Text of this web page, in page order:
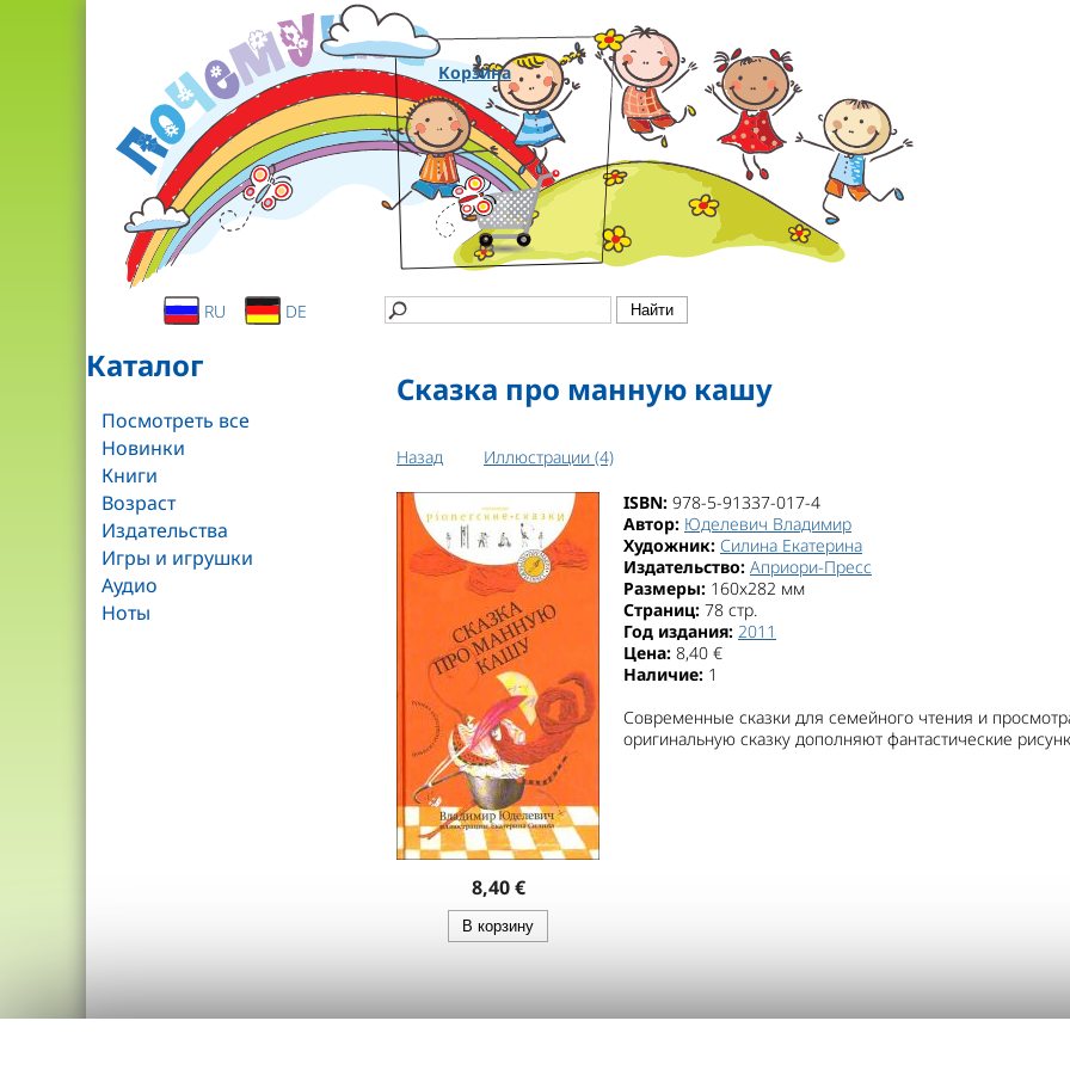
Корзина
RU DE
Каталог
Посмотреть все
Новинки
Книги
Возраст
Издательства
Игры и игрушки
Аудио
Ноты
Сказка про манную кашу
Назад Иллюстрации (4)
8,40 €
ISBN: 978-5-91337-017-4
Автор: Юделевич Владимир
Художник: Силина Екатерина
Издательство: Априори-Пресс
Размеры: 160x282 мм
Страниц: 78 стр.
Год издания: 2011
Цена: 8,40 €
Наличие: 1
Современные сказки для семейного чтения и
оригинальную сказку дополняют фантастические